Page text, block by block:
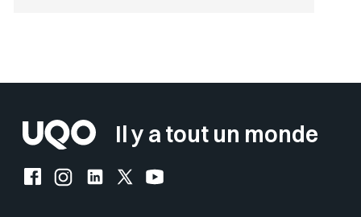
Il y a tout un monde
Facebook de l'UQO
Instagram de l'UQO
LinkedIn de l'UQO
X (Twitter) de l'UQO
YouTube de l'UQO